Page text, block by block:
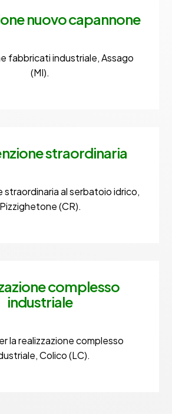
nuovo capannone
fabbricati industriale, Assago
(MI).
straordinaria
straordinaria al serbatoio idrico,
Pizzighetone (CR).
complesso
industriale
la realizzazione complesso
Colico (LC).